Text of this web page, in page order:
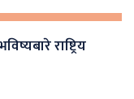
राष्ट्रिय